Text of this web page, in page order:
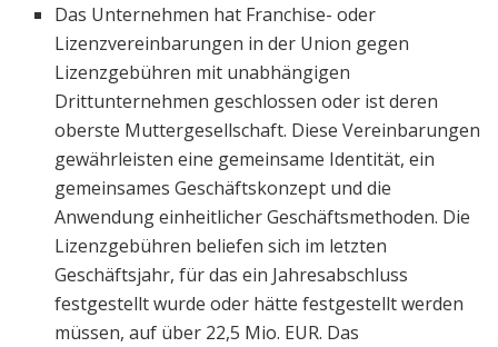
Das Unternehmen hat Franchise- oder
Lizenzvereinbarungen in der Union gegen
Lizenzgebühren mit unabhängigen
Drittunternehmen geschlossen oder ist deren
oberste Muttergesellschaft. Diese Vereinbarungen
gewährleisten eine gemeinsame Identität, ein
gemeinsames Geschäftskonzept und die
Anwendung einheitlicher Geschäftsmethoden. Die
Lizenzgebühren beliefen sich im letzten
Geschäftsjahr, für das ein Jahresabschluss
festgestellt wurde oder hätte festgestellt werden
müssen, auf über 22,5 Mio. EUR. Das